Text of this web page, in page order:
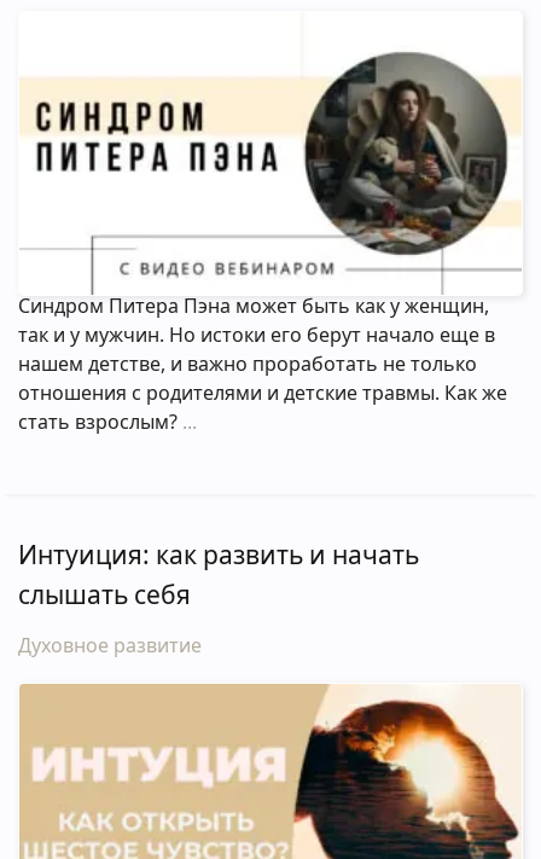
Синдром Питера Пэна может быть как у женщин,
так и у мужчин. Но истоки его берут начало еще в
нашем детстве, и важно проработать не только
отношения с родителями и детские травмы. Как же
стать взрослым?
Интуиция: как развить и начать
слышать себя
Духовное развитие